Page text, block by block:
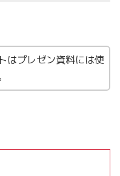
はプレゼン資料には使